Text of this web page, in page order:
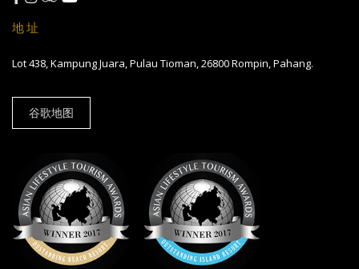
地址
Lot 438, Kampung Juara, Pulau Tioman, 26800 Rompin, Pahang.
谷歌地图